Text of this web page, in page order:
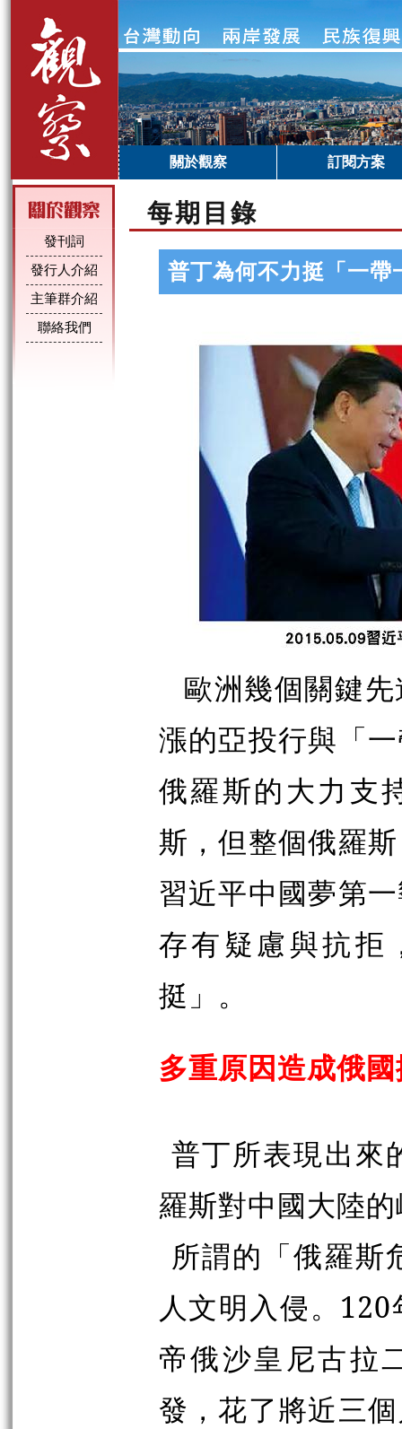
關於觀察 訂閱方案
發刊詞
發行人介紹
主筆群介紹
聯絡我們
每期目錄
普丁為何不力挺「一帶
歐洲幾個關鍵
漲的亞投行與「
俄羅斯的大力支
斯，但整個俄羅
習近平中國夢第
存有疑慮與抗拒
挺」。
多重原因造成俄
普丁所表現出來
羅斯對中國大陸
所謂的「俄羅斯
人文明入侵。
帝俄沙皇尼古拉
發，花了將近三